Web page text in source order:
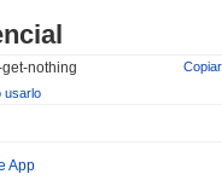
nothing
Copiar
usarlo
App